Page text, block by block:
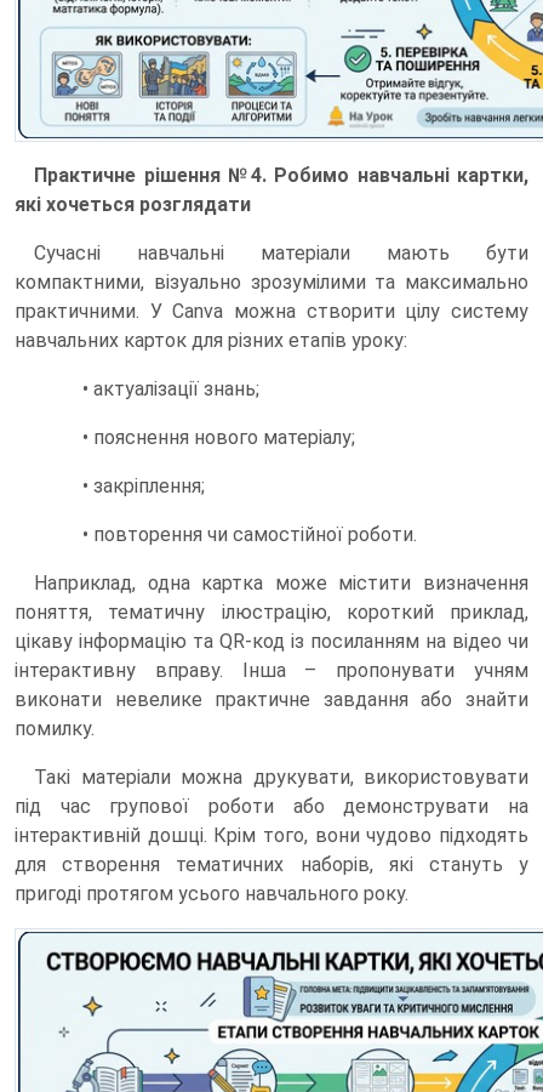
Практичне рішення №4. Робимо навчальні картки,
які хочеться розглядати
Сучасні навчальні матеріали мають бути
компактними, візуально зрозумілими та максимально
практичними. У Canva можна створити цілу систему
навчальних карток для різних етапів уроку:
• актуалізації знань;
• пояснення нового матеріалу;
• закріплення;
• повторення чи самостійної роботи.
Наприклад, одна картка може містити визначення
поняття, тематичну ілюстрацію, короткий приклад,
цікаву інформацію та QR-код із посиланням на відео чи
інтерактивну вправу. Інша – пропонувати учням
виконати невелике практичне завдання або знайти
помилку.
Такі матеріали можна друкувати, використовувати
під час групової роботи або демонструвати на
інтерактивній дошці. Крім того, вони чудово підходять
для створення тематичних наборів, які стануть у
пригоді протягом усього навчального року.